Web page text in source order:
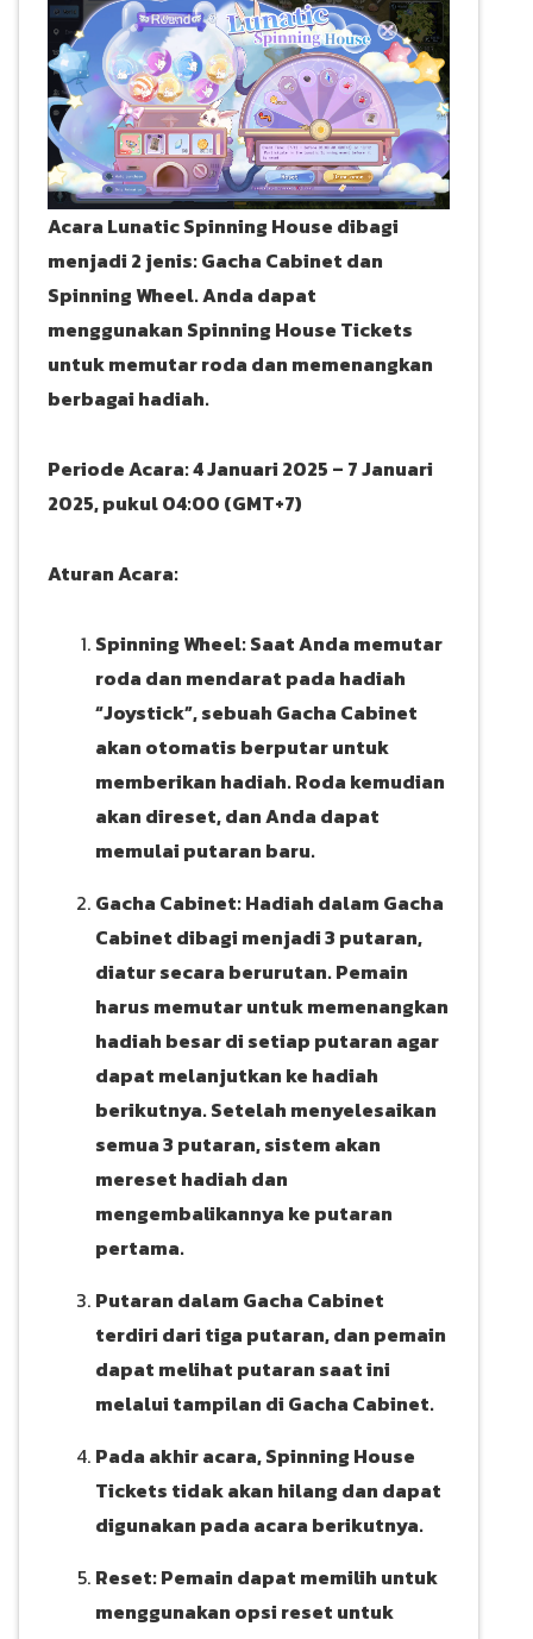
Acara Lunatic Spinning House dibagi
menjadi 2 jenis: Gacha Cabinet dan
Spinning Wheel. Anda dapat
menggunakan Spinning House Tickets
untuk memutar roda dan memenangkan
berbagai hadiah.
Periode Acara: 4 Januari 2025 – 7 Januari
2025, pukul 04:00 (GMT+7)
Aturan Acara:
Spinning Wheel: Saat Anda memutar
roda dan mendarat pada hadiah
“Joystick”, sebuah Gacha Cabinet
akan otomatis berputar untuk
memberikan hadiah. Roda kemudian
akan direset, dan Anda dapat
memulai putaran baru.
Gacha Cabinet: Hadiah dalam Gacha
Cabinet dibagi menjadi 3 putaran,
diatur secara berurutan. Pemain
harus memutar untuk memenangkan
hadiah besar di setiap putaran agar
dapat melanjutkan ke hadiah
berikutnya. Setelah menyelesaikan
semua 3 putaran, sistem akan
mereset hadiah dan
mengembalikannya ke putaran
pertama.
Putaran dalam Gacha Cabinet
terdiri dari tiga putaran, dan pemain
dapat melihat putaran saat ini
melalui tampilan di Gacha Cabinet.
Pada akhir acara, Spinning House
Tickets tidak akan hilang dan dapat
digunakan pada acara berikutnya.
Reset: Pemain dapat memilih untuk
menggunakan opsi reset untuk